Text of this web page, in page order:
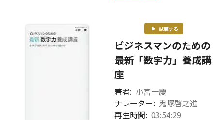
試聴する
ビジネスマンのための
最新「数字力」養成講
座
著者: 小宮一慶
ナレーター: 鬼塚啓之進
再生時間: 03:54:29